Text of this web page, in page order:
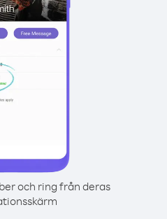
och ring från deras